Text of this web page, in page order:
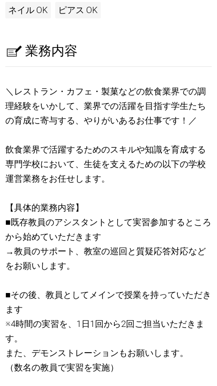
ネイル OK ピアス OK
業務内容
＼レストラン・カフェ・製菓などの飲食業界での調
理経験をいかして、業界での活躍を目指す学生たち
の育成に寄与する、やりがいあるお仕事です！／
飲食業界で活躍するためのスキルや知識を育成する
専門学校において、生徒を支えるための以下の学校
運営業務をお任せします。
【具体的業務内容】
■既存教員のアシスタントとして実習参加するところ
から始めていただきます
→教員のサポート、教室の巡回と質疑応答対応など
をお願いします。
■その後、教員としてメインで授業を持っていただき
ます
※4時間の実習を、1日1回から2回ご担当いただきま
す。
また、デモンストレーションもお願いします。
（数名の教員で実習を実施）